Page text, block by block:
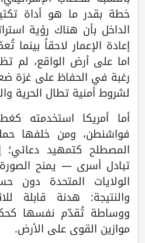
خطة بقدر ما هو أداة
الداخل بأن هناك رؤية
إعادة الإعمار لاحقاً بينما
اما على أرض الواقع،
رغبة في الحفاظ على غزة
لشروط أمنية تطال الحرية
أما أمريكا استخدمته
فواشنطن، ومن خلفها
المصطلح كتمهيد
تبادل أسرى — يمنح الصورة
الولايات المتحدة دون
والنتيجة: هدنة قابلة
ووساطة تُقدّم نفسها
موازين القوى على الأرض.